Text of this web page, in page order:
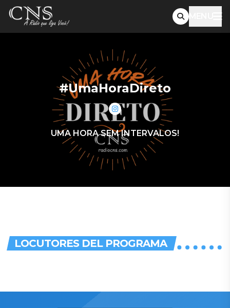
MENU
#UmaHoraDireto
UMA HORA SEM INTERVALOS!
LOCUTORES DEL PROGRAMA
Jr